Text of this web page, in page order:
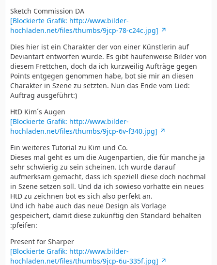
Sketch Commission DA
[Blockierte Grafik: http://www.bilder-
hochladen.net/files/thumbs/9jcp-78-c24c.jpg]
Dies hier ist ein Charakter der von einer Künstlerin auf
Deviantart entworfen wurde. Es gibt haufenweise Bilder von
diesem Frettchen, doch da ich kurzweilig Aufträge gegen
Points entgegen genommen habe, bot sie mir an diesen
Charakter in Szene zu setzten. Nun das Ende vom Lied:
Auftrag ausgeführt:)
HtD Kim´s Augen
[Blockierte Grafik: http://www.bilder-
hochladen.net/files/thumbs/9jcp-6v-f340.jpg]
Ein weiteres Tutorial zu Kim und Co.
Dieses mal geht es um die Augenpartien, die für manche ja
sehr schwierig zu sein scheinen. Ich wurde darauf
aufmerksam gemacht, dass ich speziell diese doch nochmal
in Szene setzen soll. Und da ich sowieso vorhatte ein neues
HtD zu zeichnen bot es sich also perfekt an.
Und ich habe auch das neue Design als Vorlage
gespeichert, damit diese zukünftig den Standard behalten
:pfeifen:
Present for Sharper
[Blockierte Grafik: http://www.bilder-
hochladen.net/files/thumbs/9jcp-6u-335f.jpg]